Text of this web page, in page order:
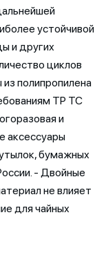
устойчивой
и других
циклов
полипропилена
ТР ТС
и
аксессуары
бумажных
- Двойные
не влияет
для чайных